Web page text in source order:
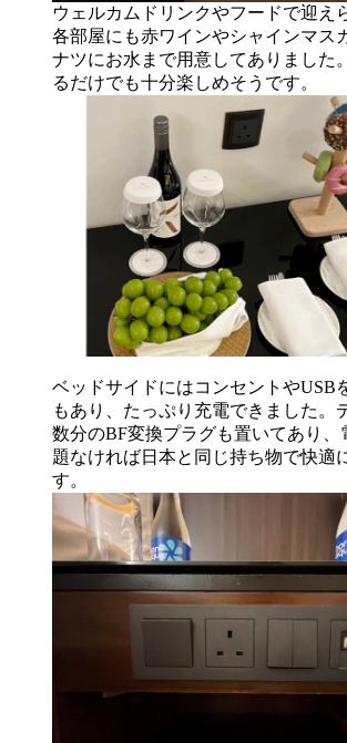
ウェルカムドリンクやフードで迎え
各部屋にも赤ワインやシャインマス
ナツにお水まで用意してありました
るだけでも十分楽しめそうです。
ベッドサイドにはコンセントやUSB
もあり、たっぷり充電できました。
数分のBF変換プラグも置いてあり、
題なければ日本と同じ持ち物で快適
す。